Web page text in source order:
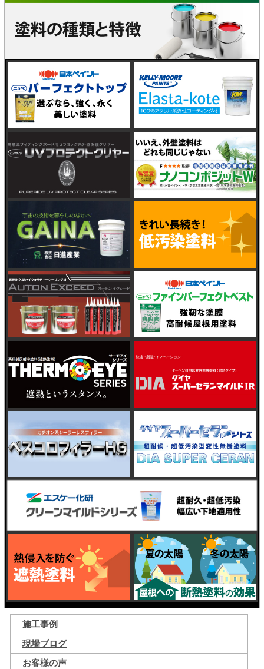
施工事例
現場ブログ
お客様の声